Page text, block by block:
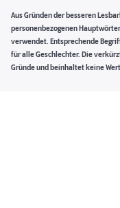
Aus Gründen der besseren
personenbezogenen
verwendet. Entsprechende
für alle Geschlechter. Die
Gründe und beinhaltet keine